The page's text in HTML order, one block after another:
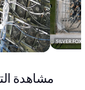
SILVER FOX
مشاهدة